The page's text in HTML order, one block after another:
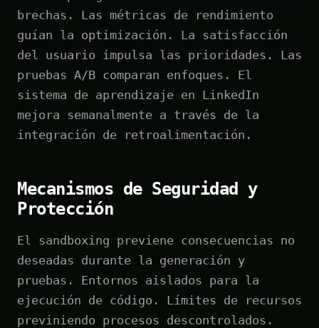
brechas. Las métricas de rendimiento
guían la optimización. La satisfacción
del usuario impulsa las prioridades. Las
pruebas A/B comparan enfoques. El
sistema de aprendizaje en LinkedIn
mejora semanalmente a través de la
integración de retroalimentación.
Mecanismos de Seguridad y
Protección
El sandboxing previene consecuencias no
deseadas durante la generación y
pruebas. Entornos aislados para la
ejecución de código. Límites de recursos
previniendo procesos descontrolados.